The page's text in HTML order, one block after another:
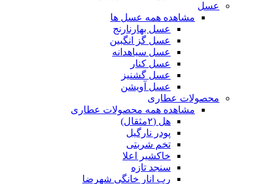
عسل
مشاهده همه عسل ها
عسل بهارنارنج
عسل گز انگبین
عسل سیاهدانه
عسل کنار
عسل گشنیز
عسل آویشن
محصولات عطاری
مشاهده همه محصولات عطاری
هل (۲مثقال)
پودر نارگیل
تخم شربتی
خاکشیر اعلا
سنجد تازه
رب انار خانگی شهرضا